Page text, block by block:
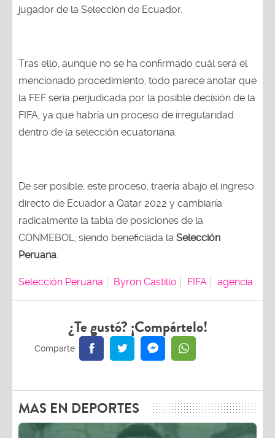
jugador de la Selección de Ecuador.
Tras ello, aunque no se ha confirmado cuál será el
mencionado procedimiento, todo parece anotar que
la FEF sería perjudicada por la posible decisión de la
FIFA, ya que habría un proceso de irregularidad
dentro de la selección ecuatoriana.
De ser posible, este proceso, traería abajo el ingreso
directo de Ecuador a Qatar 2022 y cambiaría
radicalmente la tabla de posiciones de la
CONMEBOL, siendo beneficiada la Selección
Peruana
Selección Peruana Byron Castillo FIFA agencia
¿Te gustó? ¡Compártelo!
MAS EN DEPORTES